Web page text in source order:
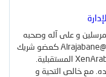
و على آله وصحبه
أجميع تم بحمد الله عمل إتفاق شراكة مع الأخ @Alrajabane كعضو شريك
في معهد زين فورو العربية و كافة مشاريع XenArabia المستقبلية.
مع خالص التحية و